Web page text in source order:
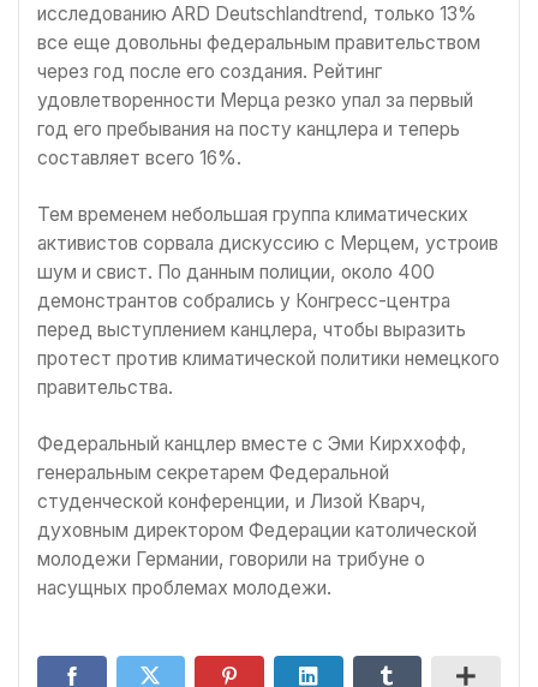
исследованию ARD Deutschlandtrend, только 13%
все еще довольны федеральным правительством
через год после его создания. Рейтинг
удовлетворенности Мерца резко упал за первый
год его пребывания на посту канцлера и теперь
составляет всего 16%.
Тем временем небольшая группа климатических
активистов сорвала дискуссию с Мерцем, устроив
шум и свист. По данным полиции, около 400
демонстрантов собрались у Конгресс-центра
перед выступлением канцлера, чтобы выразить
протест против климатической политики немецкого
правительства.
Федеральный канцлер вместе с Эми Кирххофф,
генеральным секретарем Федеральной
студенческой конференции, и Лизой Кварч,
духовным директором Федерации католической
молодежи Германии, говорили на трибуне о
насущных проблемах молодежи.